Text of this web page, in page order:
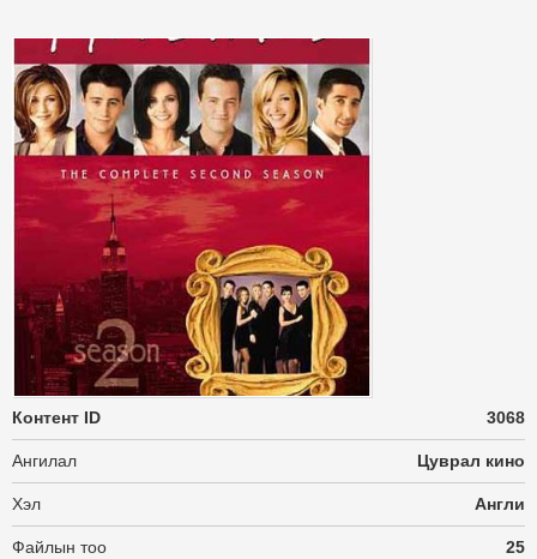
Контент ID 3068
Ангилал Цуврал кино
Хэл Англи
Файлын тоо 25